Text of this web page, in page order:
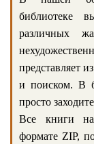
библиотеке
различных
представляет
и поиском. В
просто
Все книги
формате ZIP,